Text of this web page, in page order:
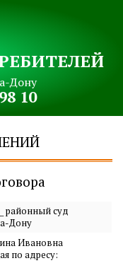
Дону
10
районный суд
Дону
Ивановна
по адресу: